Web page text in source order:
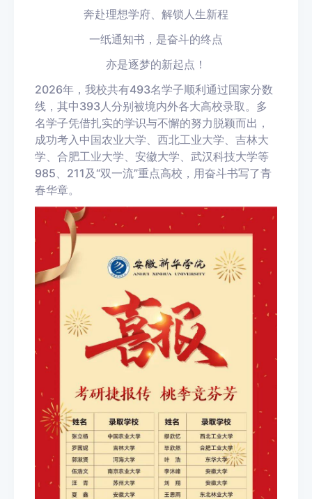
奔赴理想学府、解锁人生新程
一纸通知书，是奋斗的终点
亦是逐梦的新起点！
2026年，我校共有493名学子顺利通过国家分数
线， 其中393人分别被境内外各大高校录取。多
名学子凭借扎实的学识与不懈的努力脱颖而出，
成功考入中国农业大学、西北工业大学、吉林大
学、合肥工业大学、安徽大学、武汉科技大学等
985、211及“双一流”重点高校，用奋斗书写了青
春华章。